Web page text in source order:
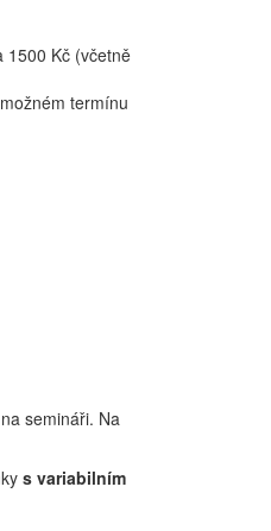
1500 Kč (včetně
termínu
semináři. Na
s variabilním